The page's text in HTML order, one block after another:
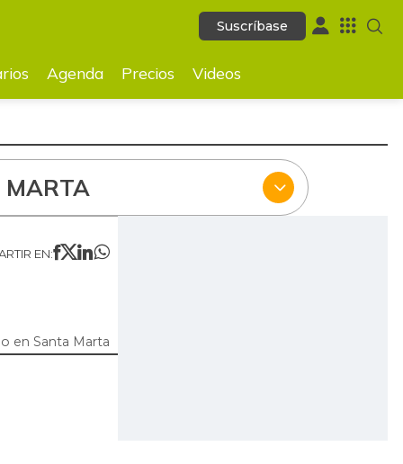
Suscríbase
Videos
Suscríbase
Agenda Precios Videos
EN:
en Santa Marta